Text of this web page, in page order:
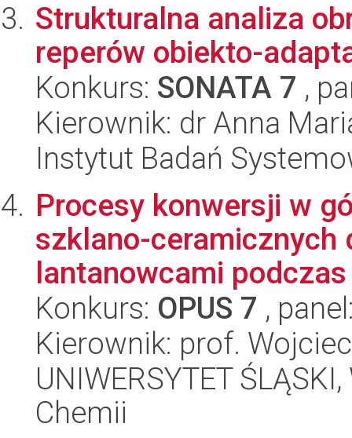
Strukturalna analiza
reperów obiekto-
Konkurs: SONATA 7 ,
Kierownik: dr Anna
Instytut Badań
Procesy konwersji w
szklano-ceramicznych
lantanowcami
Konkurs: OPUS 7 ,
Kierownik: prof.
UNIWERSYTET
Chemii